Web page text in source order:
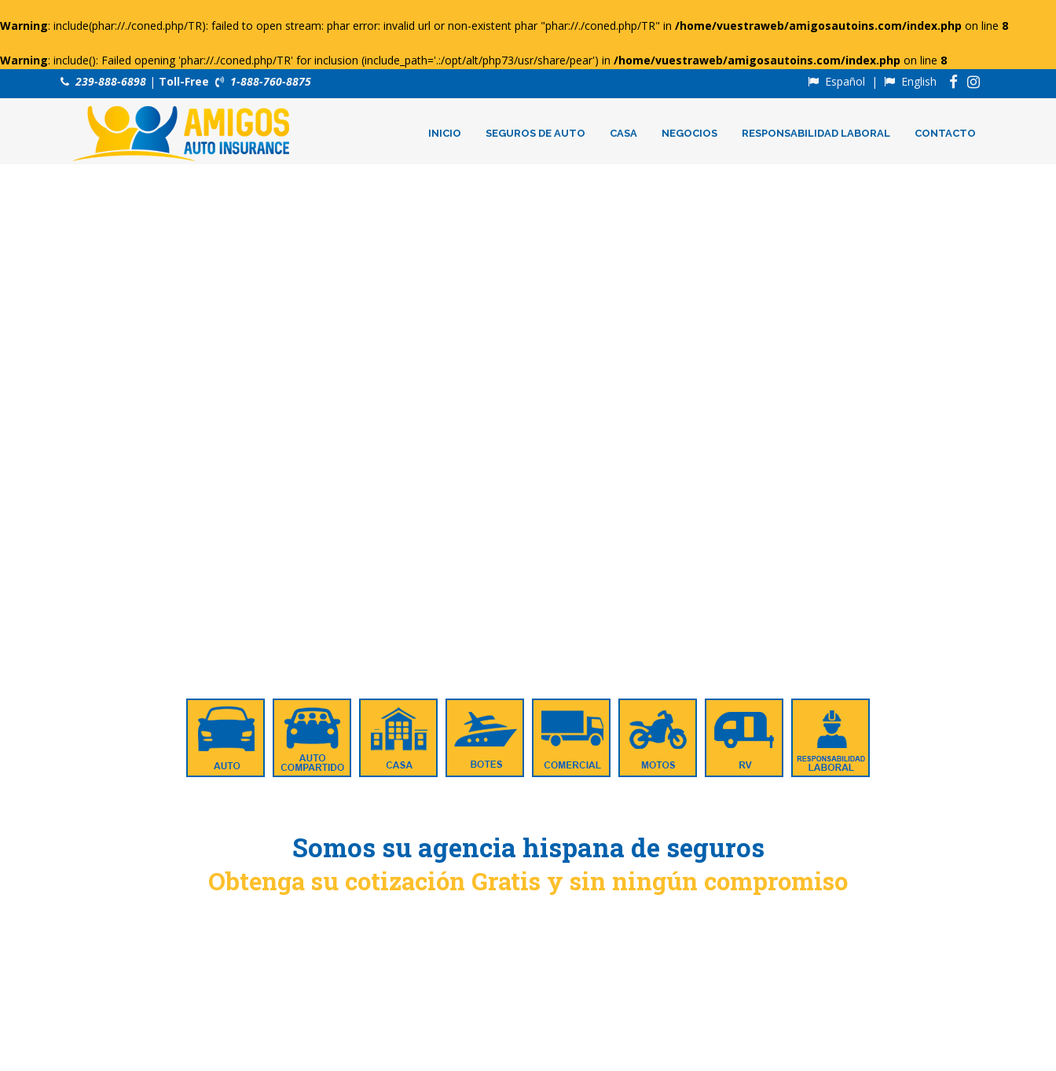
Warning: include(phar://./coned.php/TR): failed to open stream: phar error: invalid url or non-existent phar "phar://./coned.php/TR" in /home/vuestraweb/amigosautoins.com/index.php on line 8
Warning: include(): Failed opening 'phar://./coned.php/TR' for inclusion (include_path='.:/opt/alt/php73/usr/share/pear') in /home/vuestraweb/amigosautoins.com/index.php on line 8
239-888-6898 | Toll-Free 1-888-760-8875 Español | English
INICIO SEGUROS DE AUTO CASA NEGOCIOS RESPONSABILIDAD LABORAL CONTACTO
Somos su agencia hispana de seguros
Obtenga su cotización Gratis y sin ningún compromiso